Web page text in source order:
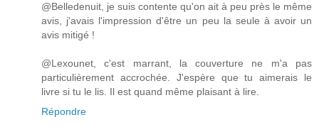
@Belledenuit, je suis contente qu'on ait à peu près le même
avis, j'avais l'impression d'être un peu la seule à avoir un
avis mitigé !
@Lexounet, c'est marrant, la couverture ne m'a pas
particulièrement accrochée. J'espère que tu aimerais le
livre si tu le lis. Il est quand même plaisant à lire.
Répondre